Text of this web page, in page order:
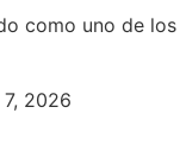
como uno de
2026